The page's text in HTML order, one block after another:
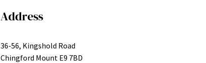
Address
36-56, Kingshold Road
Chingford Mount E9 7BD